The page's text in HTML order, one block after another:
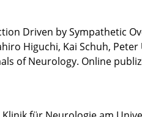
Driven by Sympathetic
Higuchi, Kai Schuh,
of Neurology. Online